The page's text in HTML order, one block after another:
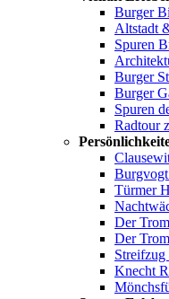
Burger
Altstadt
Spuren
Burger
Burger
Spuren
Radtour
Türmer
Der
Der
Knecht